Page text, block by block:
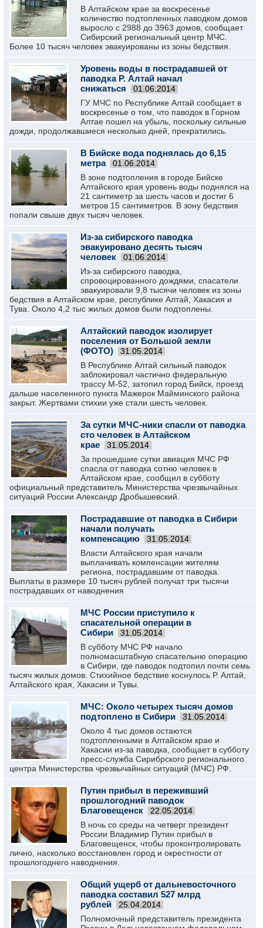
В Алтайском крае за воскресенье
количество подтопленных паводком домов
выросло с 2988 до 3963 домов, сообщает
Сибирский региональный центр МЧС.
Более 10 тысяч человек эвакуированы из зоны бедствия.
Уровень воды в пострадавшей от
паводка Р. Алтай начал
снижаться
01.06.2014
ГУ МЧС по Республике Алтай сообщает в
воскресенье о том, что паводок в Горном
Алтае пошел на убыль, поскольку сильные
дожди, продолжавшиеся несколько дней, прекратились.
В Бийске вода поднялась до 6,15
метра
01.06.2014
В зоне подтопления в городе Бийске
Алтайского края уровень воды поднялся на
21 сантиметр за шесть часов и достиг 6
метров 15 сантиметров. В зону бедствия
попали свыше двух тысяч человек.
Из-за сибирского паводка
эвакуировано десять тысяч
человек
01.06.2014
Из-за сибирского паводка,
спровоцированного дождями, спасатели
эвакуировали 9,8 тысячи человек из зоны
бедствия в Алтайском крае, республике Алтай, Хакасия и
Тува. Около 4,2 тыс жилых домов были подтоплены.
Алтайский паводок изолирует
поселения от Большой земли
(ФОТО)
31.05.2014
В Республике Алтай сильный паводок
заблокировал частично федеральную
трассу М-52, затопил город Бийск, проезд
дальше населенного пункта Мажерок Майминского района
закрыт. Жертвами стихии уже стали шесть человек.
За сутки МЧС-ники спасли от паводка
сто человек в Алтайском
крае
31.05.2014
За прошедшие сутки авиация МЧС РФ
спасла от паводка сотню человек в
Алтайском крае, сообщил в субботу
официальный представитель Министерства чрезвычайных
ситуаций России Александр Дробышевский.
Пострадавшие от паводка в Сибири
начали получать
компенсацию
31.05.2014
Власти Алтайского края начали
выплачивать компенсации жителям
региона, пострадавшим от паводка.
Выплаты в размере 10 тысяч рублей получат три тысячи
пострадавших от наводнения
МЧС России приступило к
спасательной операции в
Сибири
31.05.2014
В субботу МЧС РФ начало
полномасштабную спасательню операцию
в Сибири, где паводок подтопил почти семь
тысяч жилых домов. Стихийное бедствие коснулось Р. Алтай,
Алтайского края, Хакасии и Тувы.
МЧС: Около четырех тысяч домов
подтоплено в Сибири
31.05.2014
Около 4 тыс домов остаются
подтопленными в Алтайском крае и
Хакасии из-за паводка, сообщает в субботу
пресс-служба Сирибрского регионального
центра Министерства чрезвычайных ситуаций (МЧС) РФ.
Путин прибыл в переживший
прошлогодний паводок
Благовещенск
22.05.2014
В ночь со среды на четверг президент
России Владимир Путин прибыл в
Благовещенск, чтобы проконтролировать
лично, насколько восстановлен город и окрестности от
прошлогоднего наводнения.
Общий ущерб от дальневосточного
паводка составил 527 млрд
рублей
25.04.2014
Полномочный представитель президента